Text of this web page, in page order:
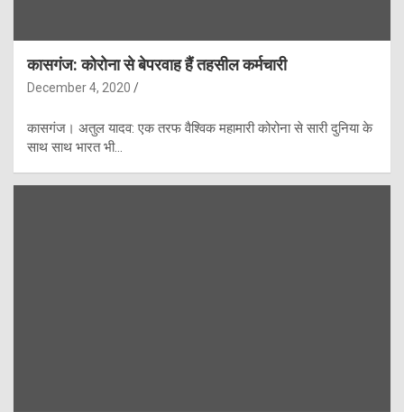
कासगंज: कोरोना से बेपरवाह हैं तहसील कर्मचारी
December 4, 2020
कासगंज। अतुल यादव: एक तरफ वैश्विक महामारी कोरोना से सारी दुनिया के
साथ साथ भारत भी…